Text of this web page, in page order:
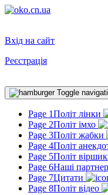
Вхід на сайт
Реєстрація
Toggle
Page 1Політ лінки
Page 2Політ імхо
Page 3Політ жабки
Page 4Політ
Page 5Політ
Page 6Наші
Page 7Цитати
Page 8Політ відео